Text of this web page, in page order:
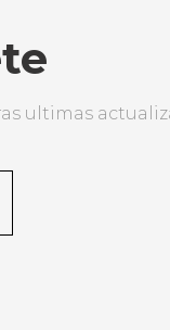
ultimas